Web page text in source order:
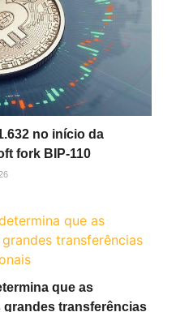
no início da
fork BIP-110
que as
transferências